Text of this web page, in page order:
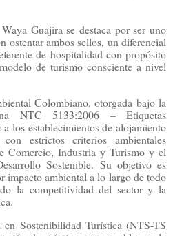
Guajira se destaca por ser uno
ostentar ambos sellos, un diferencial
de hospitalidad con propósito
de turismo consciente a nivel
Colombiano, otorgada bajo la
NTC 5133:2006 – Etiquetas
los establecimientos de alojamiento
estrictos criterios ambientales
Comercio, Industria y Turismo y el
Sostenible. Su objetivo es
impacto ambiental a lo largo de todo
la competitividad del sector y la
Sostenibilidad Turística (NTS-TS